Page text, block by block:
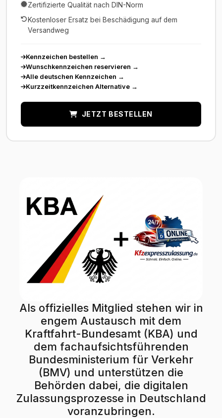
Zertifizierte Qualität nach DIN-Norm
Kostenloser Ersatz bei Beschädigung auf dem
Versandweg
Kennzeichen bestellen →
Wunschkennzeichen reservieren →
Alle deutschen Kennzeichen →
Kurzzeitkennzeichen Alternative →
JETZT BESTELLEN
Als offizielles Mitglied stehen wir in
engem Austausch mit dem
Kraftfahrt-Bundesamt (KBA) und
dem fachaufsichtsführenden
Bundesministerium für Verkehr
(BMV) und unterstützen die
Behörden dabei, die digitalen
Zulassungsprozesse in Deutschland
voranzubringen.